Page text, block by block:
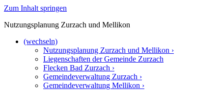
Zum Inhalt springen
Nutzungsplanung Zurzach und Mellikon
(wechseln)
Nutzungsplanung Zurzach und Mellikon ›
Liegenschaften der Gemeinde Zurzach
Flecken Bad Zurzach ›
Gemeindeverwaltung Zurzach ›
Gemeindeverwaltung Mellikon ›